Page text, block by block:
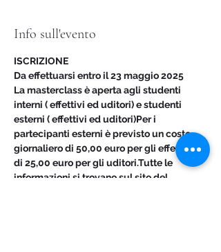
Info sull'evento
ISCRIZIONE
Da effettuarsi entro il 23 maggio 2025
La masterclass è aperta agli studenti
interni ( effettivi ed uditori) e studenti
esterni ( effettivi ed uditori)Per i
partecipanti esterni è previsto un costo
giornaliero di 50,00 euro per gli effettivi e
di 25,00 euro per gli uditori.Tutte le
informazioni si trovano sul sito del